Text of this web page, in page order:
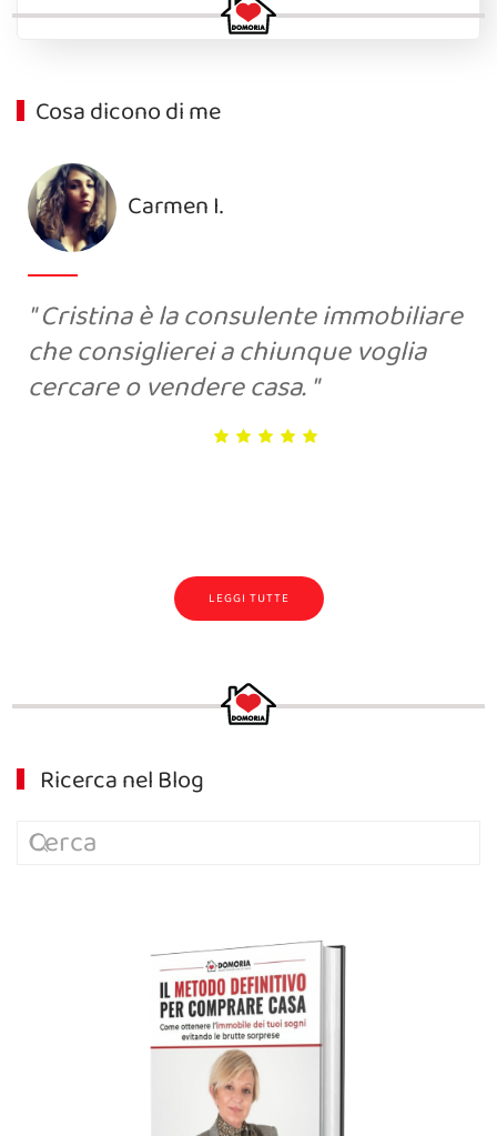
Cosa dicono di me
Ariana P.
In 2 giorni, mi ha portato una
proposta d’acquisto che ho accettato
perchè rispecchiava la mia richiesta
economica . Brava!
LEGGI TUTTE
Ricerca nel Blog